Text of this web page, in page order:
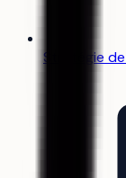
Stratégie